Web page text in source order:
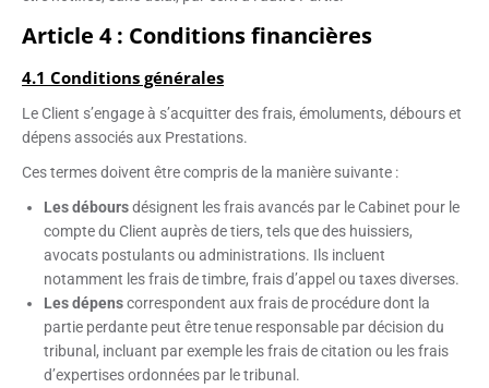
Article 4 : Conditions financières
4.1 Conditions générales
Le Client s’engage à s’acquitter des frais, émoluments, débours et
dépens associés aux Prestations.
Ces termes doivent être compris de la manière suivante :
Les déboursdésignent les frais avancés par le Cabinet pour le
compte du Client auprès de tiers, tels que des huissiers,
avocats postulants ou administrations. Ils incluent
notamment les frais de timbre, frais d’appel ou taxes diverses.
Les dépenscorrespondent aux frais de procédure dont la
partie perdante peut être tenue responsable par décision du
tribunal, incluant par exemple les frais de citation ou les frais
d’expertises ordonnées par le tribunal.